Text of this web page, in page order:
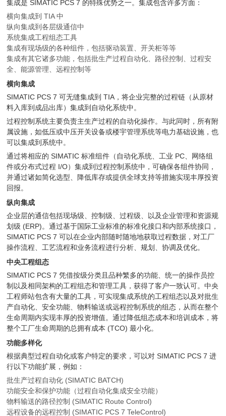
集成是 SIMATIC PCS 7 的特殊优势之一。集成包含许多方面：
横向集成到 TIA 中
纵向集成到各层级通信中
系统集成工程组态工具
集成有现场级的各种组件，包括驱动装置、开关柜等等
集成有其它诸多功能，包括批生产过程自动化、路径控制、过程安
全、能源管理、远程控制等
横向集成
SIMATIC PCS 7 可无缝集成到 TIA，将企业完整的过程链（从原材
料入库到成品出库）集成到自动化系统中。
过程控制系统主要负责主生产过程的自动化操作。与此同时，所有附
属设施，如低压或中压开关设备或楼宇管理系统等电力基础设施，也
可以集成到系统中。
通过将相应的 SIMATIC 标准组件（自动化系统、工业 PC、网络组
件或分布式过程 I/O）集成到过程控制系统中，可确保各组件协同，
并通过诸如简化选型、降低库存或提供全球支持等措施实现丰厚投资
回报。
纵向集成
企业层的通信包括现场级、控制级、过程级、以及企业管理和资源规
划级 (ERP)。通过基于国际工业标准的标准化接口和内部系统接口，
SIMATIC PCS 7 可以在企业内部随时随地地获取过程数据，对工厂
操作流程、工艺流程和业务流程进行分析、规划、协调及优化。
中央工程组态
SIMATIC PCS 7 凭借按级分类且品种繁多的功能、统一的操作员控
制以及相同架构的工程组态和管理工具，获得了客户一致认可。中央
工程师站包含有大量的工具，可实现集成系统的工程组态以及对批生
产自动化、安全功能、物料输送或远程控制系统的组态，从而在整个
生命周期内实现丰厚的投资增值。通过降低组态成本和培训成本，将
整个工厂生命周期的总拥有成本 (TCO) 最小化。
功能多样化
根据典型过程自动化或客户特定的要求，可以对 SIMATIC PCS 7 进
行以下功能扩展，例如：
批生产过程自动化 (SIMATIC BATCH)
功能安全和保护功能（过程自动化集成安全功能）
物料输送的路径控制 (SIMATIC Route Control)
远程设备的远程控制 (SIMATIC PCS 7 TeleControl)